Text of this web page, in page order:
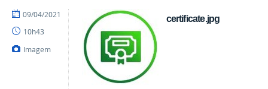
certificate.jpg
por
publicado
09/04/2021
10h43
Imagem